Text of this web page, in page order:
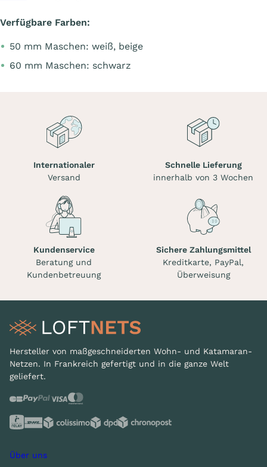
Verfügbare Farben:
50 mm Maschen: weiß, beige
60 mm Maschen: schwarz
Internationaler
Versand
Schnelle Lieferung
innerhalb von 3 Wochen
Kundenservice
Beratung und
Kundenbetreuung
Sichere Zahlungsmittel
Kreditkarte, PayPal,
Überweisung
Hersteller von maßgeschneiderten Wohn- und Katamaran-
Netzen. In Frankreich gefertigt und in die ganze Welt
geliefert.
Über uns